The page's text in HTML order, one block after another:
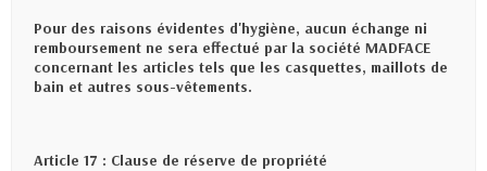
Pour des raisons évidentes d'hygiène, aucun échange ni
remboursement ne sera effectué par la société MADFACE
concernant les articles tels que les casquettes, maillots de
bain et autres sous-vêtements.
Article 17 : Clause de réserve de propriété